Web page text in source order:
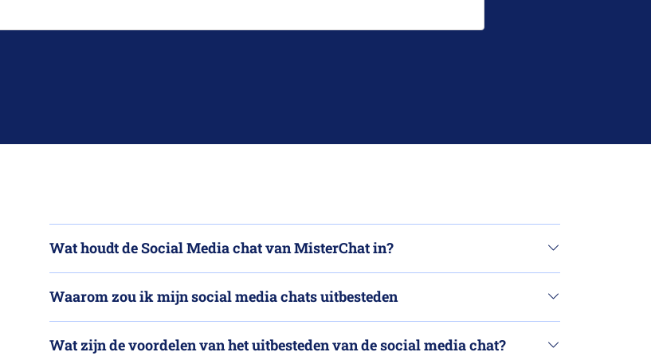
Wat houdt de Social Media chat van MisterChat in?
Waarom zou ik mijn social media chats uitbesteden
Wat zijn de voordelen van het uitbesteden van de social media chat?